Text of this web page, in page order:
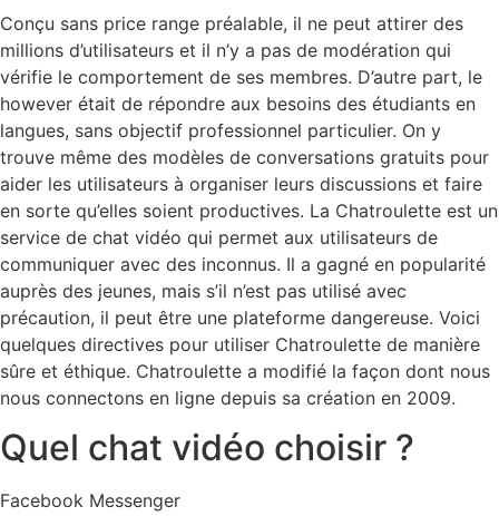
Conçu sans price range préalable, il ne peut attirer des
millions d’utilisateurs et il n’y a pas de modération qui
vérifie le comportement de ses membres. D’autre part, le
however était de répondre aux besoins des étudiants en
langues, sans objectif professionnel particulier. On y
trouve même des modèles de conversations gratuits pour
aider les utilisateurs à organiser leurs discussions et faire
en sorte qu’elles soient productives. La Chatroulette est un
service de chat vidéo qui permet aux utilisateurs de
communiquer avec des inconnus. Il a gagné en popularité
auprès des jeunes, mais s’il n’est pas utilisé avec
précaution, il peut être une plateforme dangereuse. Voici
quelques directives pour utiliser Chatroulette de manière
sûre et éthique. Chatroulette a modifié la façon dont nous
nous connectons en ligne depuis sa création en 2009.
Quel chat vidéo choisir ?
Facebook Messenger